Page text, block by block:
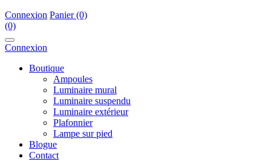
Connexion Panier (0)
(0)
Connexion
Boutique
Ampoules
Luminaire mural
Luminaire suspendu
Luminaire extérieur
Plafonnier
Lampe sur pied
Blogue
Contact